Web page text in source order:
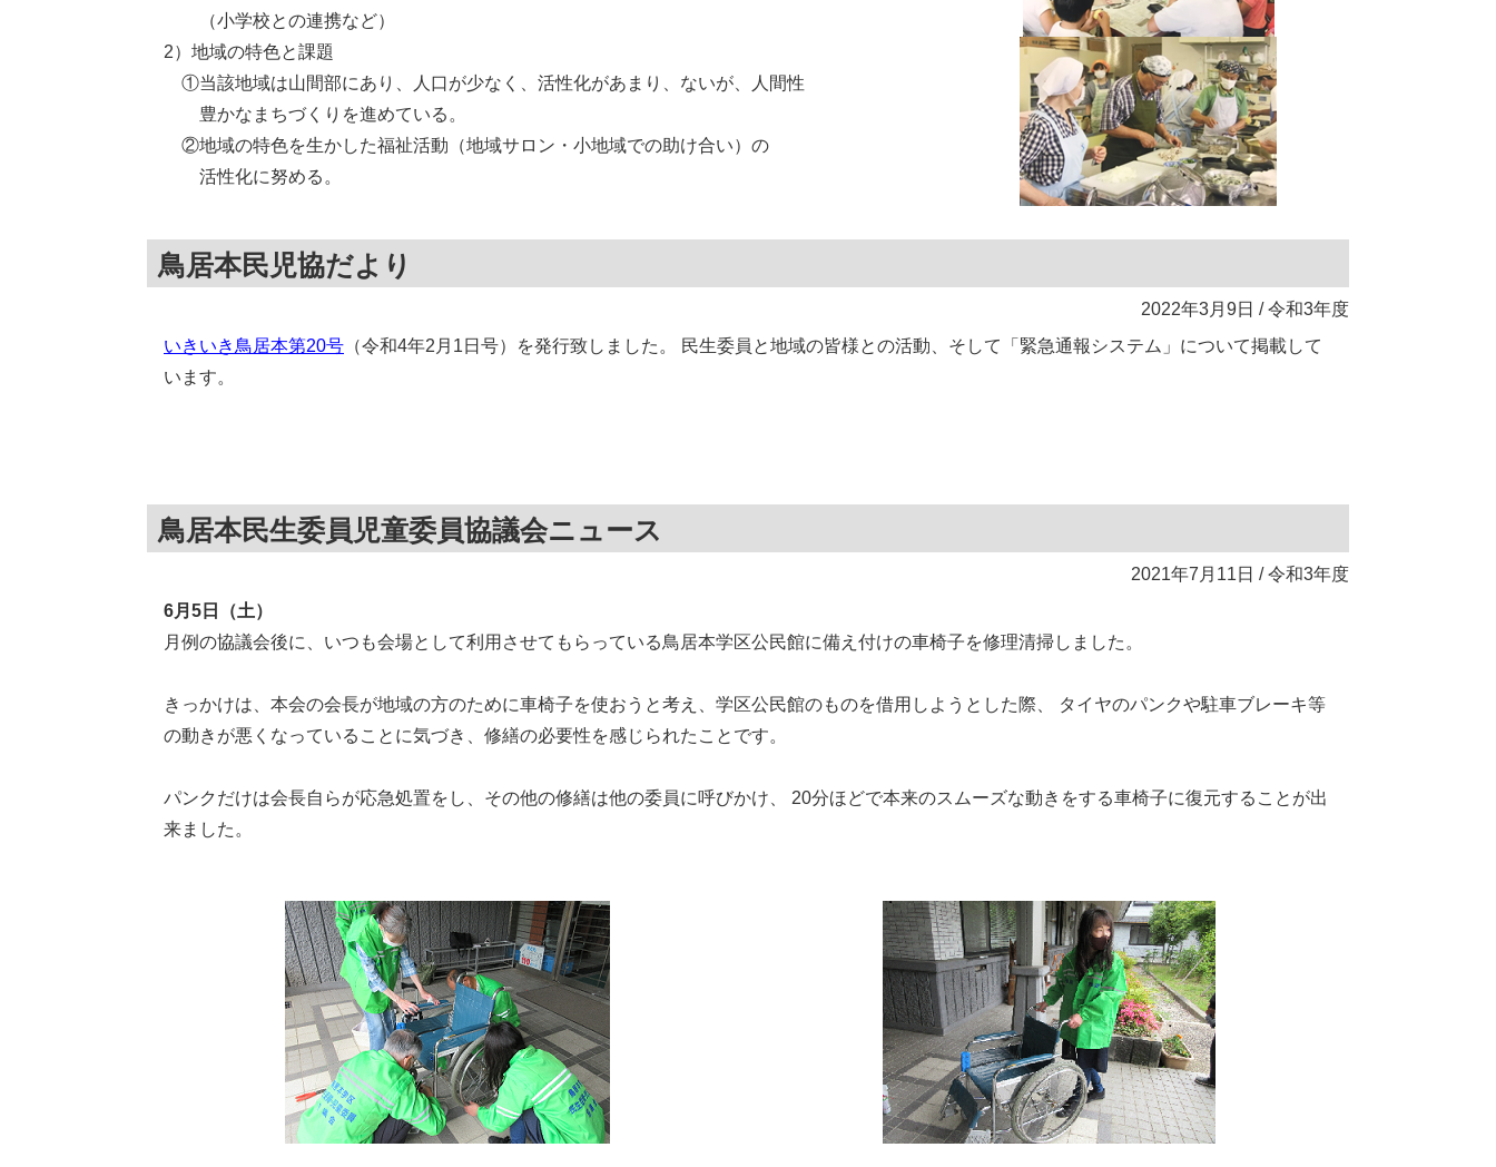
（小学校との連携など）
2）地域の特色と課題
①当該地域は山間部にあり、人口が少なく、活性化があまり、ないが、人間性
豊かなまちづくりを進めている。
②地域の特色を生かした福祉活動（地域サロン・小地域での助け合い）の
活性化に努める。
鳥居本民児協だより
2022年3月9日 / 令和3年度
いきいき鳥居本第20号 （令和4年2月1日号）を発行致しました。 民生委員と地域の皆様との活動、そして「緊急通報システム」について掲載して
います。
鳥居本民生委員児童委員協議会ニュース
2021年7月11日 / 令和3年度
6月5日（土）
月例の協議会後に、いつも会場として利用させてもらっている鳥居本学区公民館に備え付けの車椅子を修理清掃しました。
きっかけは、本会の会長が地域の方のために車椅子を使おうと考え、学区公民館のものを借用しようとした際、 タイヤのパンクや駐車ブレーキ等
の動きが悪くなっていることに気づき、修繕の必要性を感じられたことです。
パンクだけは会長自らが応急処置をし、その他の修繕は他の委員に呼びかけ、 20分ほどで本来のスムーズな動きをする車椅子に復元することが出
来ました。